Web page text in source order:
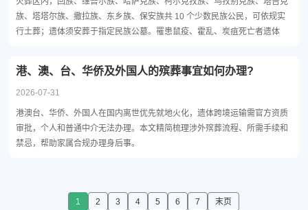
族、塔塔尔族、撒拉族、东乡族、保安族共 10 个少数民族公民，可依规实
行土葬；遗体须安葬于指定民族公墓。罹患鼠疫、霍乱、炭疽死亡者遗体
港、澳、台、华侨及外国人的殡葬事宜如何办理?
2026-07-31
港澳台、华侨、外国人在国内离世优先就地火化，遗体跨境运输需官方资质
审批，个人和普通中介无法办理。本文精简梳理涉外殡葬流程、所需手续和
禁忌，帮助家属合规办理身后事。
1 2 3 4 5 6 7 末页